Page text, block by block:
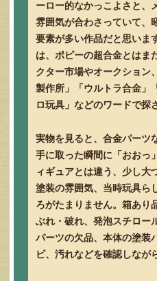
ーロー的なかっこよさと、
雰囲気が合わさっていて、
要素が多い作品だと思いま
は、ポピーの超合金とはま
クター市場やオークション
製作所」「ウルトラ合金」
ロ玩具」などのワードで探
実物を見ると、合金パーツ
手に取った瞬間に「おおっ
ィギュアとは違う、少し大
塗装の雰囲気、当時玩具ら
ろがたまりません。箱あり
ぶれ・破れ、発泡スチロー
パーツの欠品、本体の塗装
ビ、汚れなどを確認しなが